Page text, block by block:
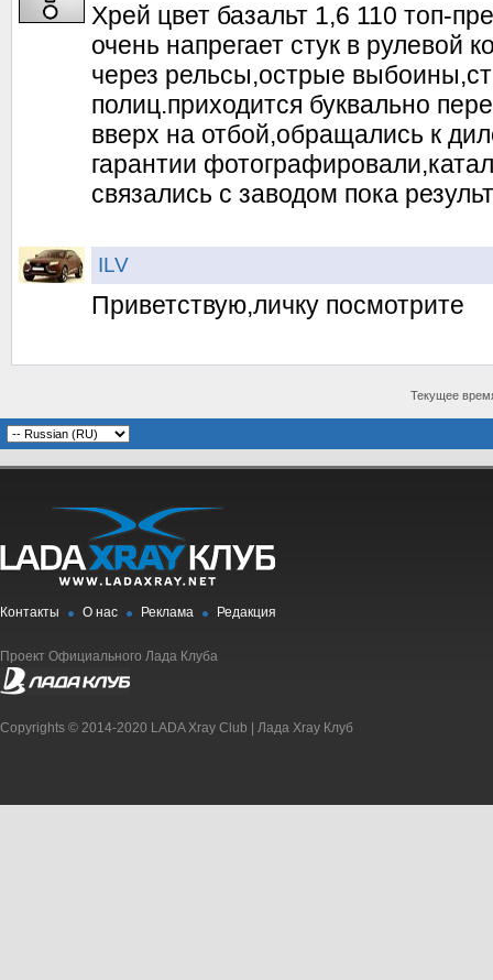
Хрей цвет базальт 1,6 110 топ-
очень напрегает стук в рулевой
через рельсы,острые
полиц.приходится буквально
вверх на отбой,обращались к
гарантии
связались с заводом пока
ILV
Приветствую,личку посмотрите
Текущее
Контакты О нас Реклама Редакция
Проект Официального Лада Клуба
Copyrights © 2014-2020 LADA Xray Club | Лада Xray Клуб